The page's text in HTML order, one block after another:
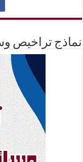
نماذج تراخيص